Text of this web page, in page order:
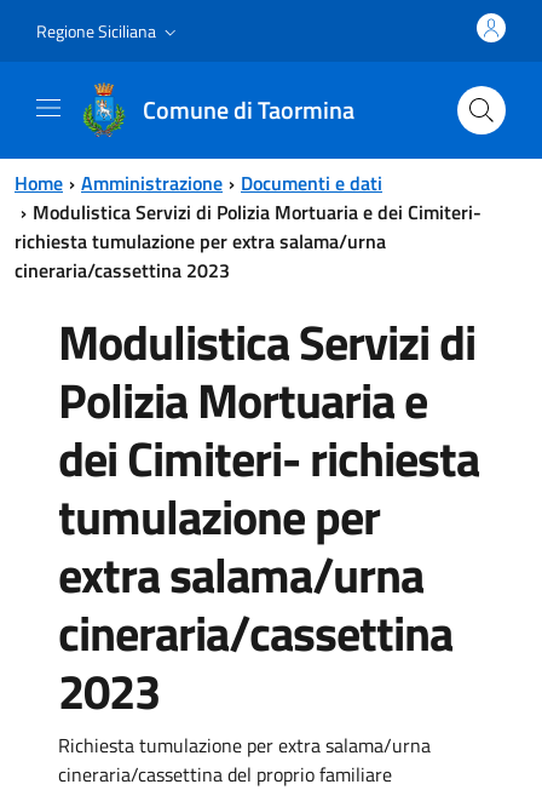
Regione Siciliana
Comune di Taormina
Home Amministrazione
Documenti e dati
Modulistica Servizi di Polizia Mortuaria e dei Cimiteri-
richiesta tumulazione per extra salama/urna
cineraria/cassettina 2023
Modulistica Servizi di
Polizia Mortuaria e
dei Cimiteri- richiesta
tumulazione per
extra salama/urna
cineraria/cassettina
2023
Richiesta tumulazione per extra salama/urna
cineraria/cassettina del proprio familiare